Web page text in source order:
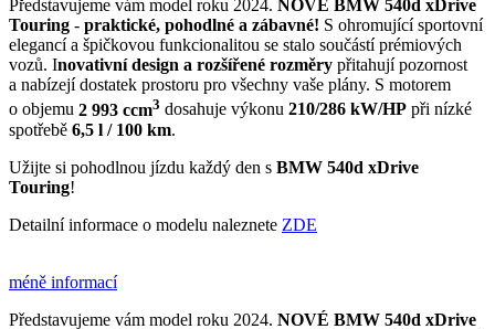
Představujeme vám model roku 2024. NOVÉ BMW 540d xDrive
Touring - praktické, pohodlné a zábavné! S ohromující sportovní
elegancí a špičkovou funkcionalitou se stalo součástí prémiových
vozů. Inovativní design a rozšířené rozměry přitahují pozornost
a nabízejí dostatek prostoru pro všechny vaše plány. S motorem
o objemu 2 993 ccm3 dosahuje výkonu 210/286 kW/HP při nízké
spotřebě 6,5 l / 100 km.
Užijte si pohodlnou jízdu každý den s BMW 540d xDrive
Touring!
Detailní informace o modelu naleznete ZDE
méně informací
Představujeme vám model roku 2024. NOVÉ BMW 540d xDrive